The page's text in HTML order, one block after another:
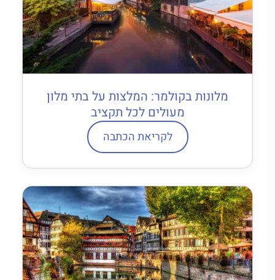
מלונות בקולמר: המלצות על בתי מלון
מעולים לכל תקציב
לקריאת הכתבה